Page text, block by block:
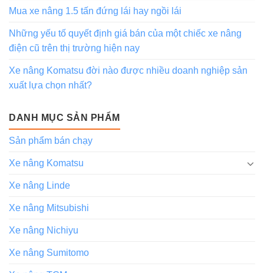
Mua xe nâng 1.5 tấn đứng lái hay ngồi lái
Những yếu tố quyết định giá bán của một chiếc xe nâng
điện cũ trên thị trường hiện nay
Xe nâng Komatsu đời nào được nhiều doanh nghiệp sản
xuất lựa chọn nhất?
DANH MỤC SẢN PHẨM
Sản phẩm bán chạy
Xe nâng Komatsu
Xe nâng Linde
Xe nâng Mitsubishi
Xe nâng Nichiyu
Xe nâng Sumitomo